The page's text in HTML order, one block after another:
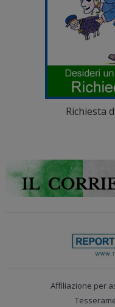
Richiesta
Affiliazione per